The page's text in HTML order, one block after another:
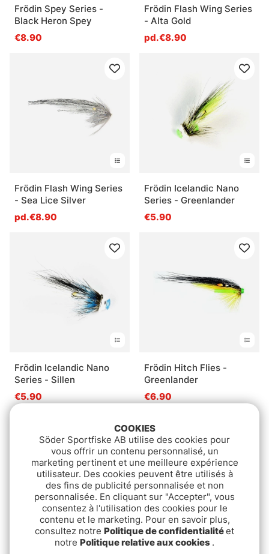
Frödin Spey Series -
Black Heron Spey
€8.90
Frödin Flash Wing Series
- Alta Gold
pd.€8.90
Frödin Flash Wing Series
- Sea Lice Silver
pd.€8.90
Frödin Icelandic Nano
Series - Greenlander
€5.90
Frödin Icelandic Nano
Series - Sillen
€5.90
Frödin Hitch Flies -
Greenlander
€6.90
Frödin Classic Classic -
Frödin BTT Nobody
COOKIES
Söder Sportfiske AB utilise des cookies pour
vous offrir un contenu personnalisé, un
marketing pertinent et une meilleure expérience
utilisateur. Des cookies peuvent être utilisés à
des fins de publicité personnalisée et non
personnalisée. En cliquant sur "Accepter", vous
consentez à l'utilisation des cookies pour le
contenu et le marketing. Pour en savoir plus,
consultez notre Politique de confidentialitéet
notre Politique relative aux cookies .